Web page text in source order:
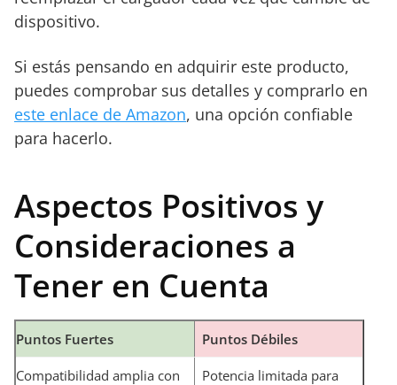
dispositivo.
Si estás pensando en adquirir este producto,
puedes comprobar sus detalles y comprarlo en
este enlace de Amazon, una opción confiable
para hacerlo.
Aspectos Positivos y
Consideraciones a
Tener en Cuenta
Puntos Fuertes Puntos Débiles
Compatibilidad amplia con
Potencia limitada para